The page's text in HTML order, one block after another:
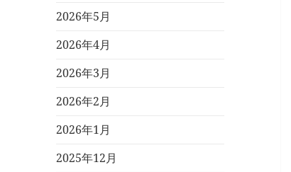
2026年5月
2026年4月
2026年3月
2026年2月
2026年1月
2025年12月